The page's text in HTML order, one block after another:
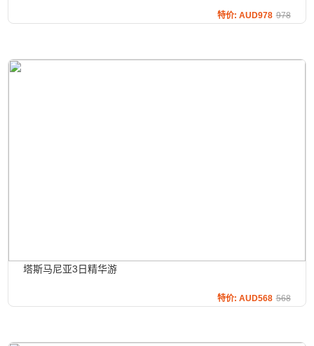
特价: AUD978 978
塔斯马尼亚3日精华游
特价: AUD568 568